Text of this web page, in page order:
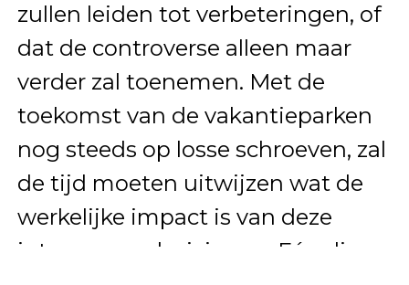
zullen leiden tot verbeteringen, of
dat de controverse alleen maar
verder zal toenemen. Met de
toekomst van de vakantieparken
nog steeds op losse schroeven, zal
de tijd moeten uitwijzen wat de
werkelijke impact is van deze
interne verschuivingen. Eén ding